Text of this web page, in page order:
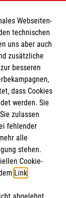
Webseiten-
technischen
uns aber auch
zusätzliche
besseren
dass Cookies
werden. Sie
zulassen
fehlender
alle
stehen.
Cookie-
Link.